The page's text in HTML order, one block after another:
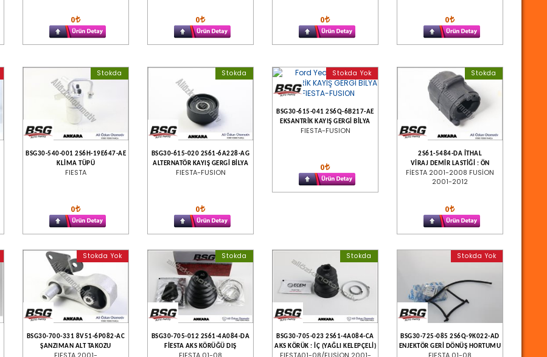
0 0 0 0
Stokda
BSG30-540-001 2S6H-19E647-AE
KLİMA TÜPÜ
FIESTA
0
Stokda
BSG30-615-020 2S61-6A228-AG
ALTERNATÖR KAYIŞ GERGİ BİLYA
FIESTA-FUSION
0
Stokda Yok
BSG30-615-041 2S6Q-6B217-AE
EKSANTRİK KAYIŞ GERGİ BİLYA
FIESTA-FUSION
0
Stokda
2S61-5484-DA İTHAL
VİRAJ DEMİR LASTİĞİ : ÖN
FİESTA 2001-2008 FUSİON
2001-2012
0
Stokda Yok
BSG30-700-331 8V51-6P082-AC
ŞANZIMAN ALT TAKOZU
Stokda
BSG30-705-012 2S61-4A084-DA
FİESTA AKS KÖRÜĞÜ DIŞ
Stokda
BSG30-705-023 2S61-4A084-CA
AKS KÖRÜK : İÇ (YAĞLI KELEPÇELİ)
Stokda Yok
BSG30-725-085 2S6Q-9K022-AD
ENJEKTÖR GERİ DÖNÜŞ HORTUMU